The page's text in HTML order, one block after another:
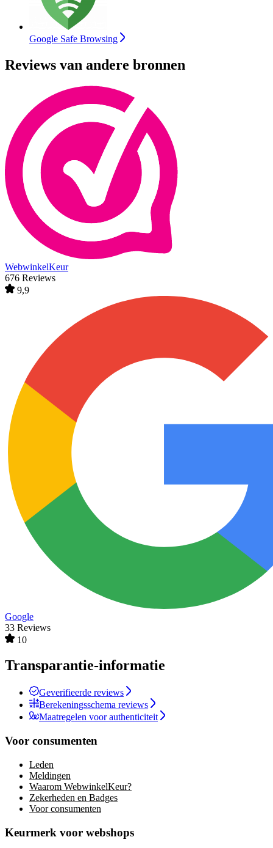
Google Safe Browsing
Reviews van andere bronnen
WebwinkelKeur
676 Reviews
9,9
Google
33 Reviews
10
Transparantie-informatie
Geverifieerde reviews
Berekeningsschema reviews
Maatregelen voor authenticiteit
Voor consumenten
Leden
Meldingen
Waarom WebwinkelKeur?
Zekerheden en Badges
Voor consumenten
Keurmerk voor webshops